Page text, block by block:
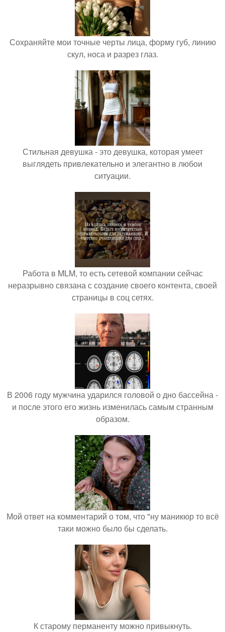
Сохраняйте мои точные черты лица, форму губ, линию
скул, носа и разрез глаз.
Стильная девушка - это девушка, которая умеет
выглядеть привлекательно и элегантно в любои
ситуации.
Работа в MLM, то есть сетевой компании сейчас
неразрывно связана с создание своего контента, своей
страницы в соц сетях.
В 2006 году мужчина ударился головой о дно бассейна -
и после этого его жизнь изменилась самым странным
образом.
Мой ответ на комментарий о том, что "ну маникюр то всё
таки можно было бы сделать.
К старому перманенту можно привыкнуть.